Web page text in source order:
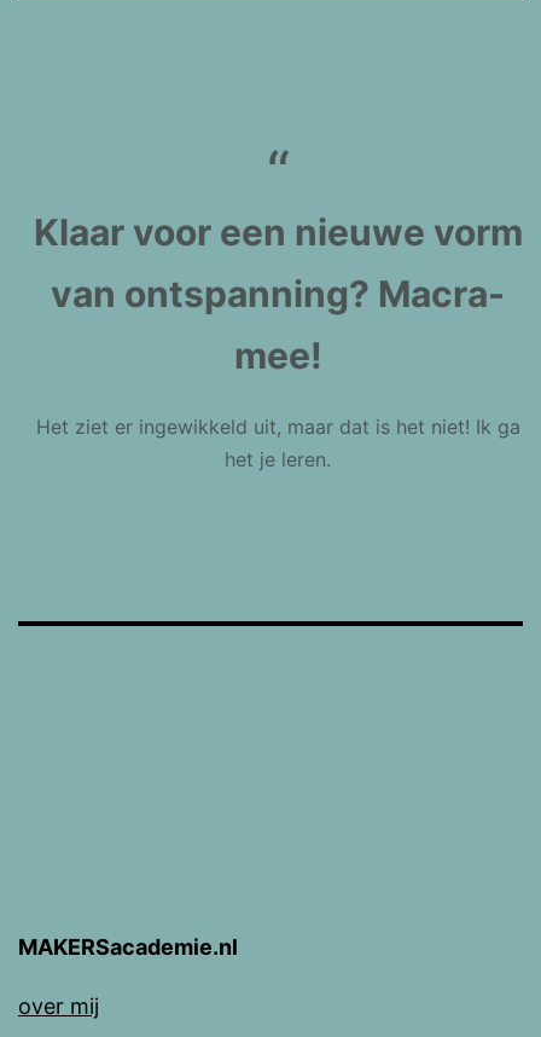
Klaar voor een nieuwe vorm
van ontspanning? Macra-
mee!
Het ziet er ingewikkeld uit, maar dat is het niet! Ik ga
het je leren.
MAKERSacademie.nl
over mij